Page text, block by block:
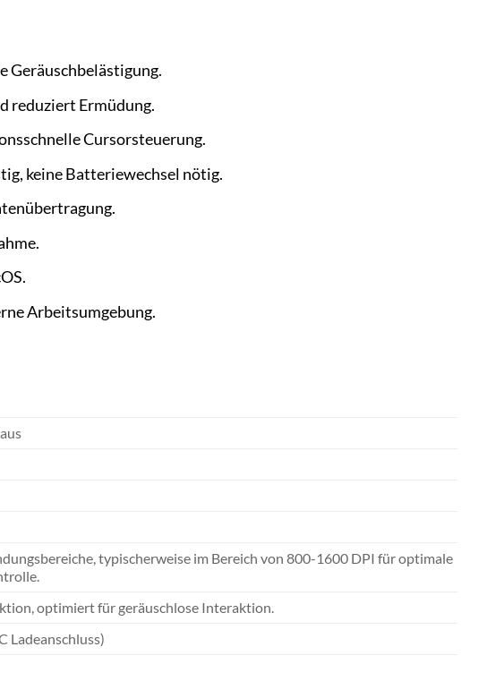
Geräuschbelästigung.
reduziert Ermüdung.
Cursorsteuerung.
keine Batteriewechsel nötig.
Arbeitsumgebung.
typischerweise im Bereich von 800-1600 DPI für optimale
optimiert für geräuschlose Interaktion.
Ladeanschluss)